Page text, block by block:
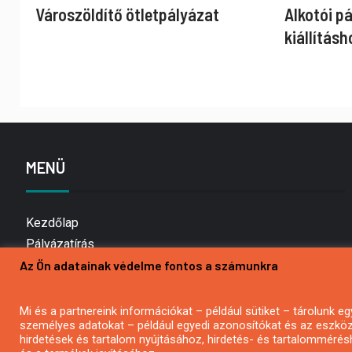
Városzöldítő ötletpályázat
Alkotói
MENÜ
Kezdőlap
Pályázatírás
Bemutatkozás
Hírlevél feliratkozás
Impresszum
Az Ön adatainak védelme fontos a számunkra
Mi és a partnereink információkat – például sütiket – tárolunk
személyes adatokat – például egyedi azonosítókat és az
hirdetések és tartalom nyújtásához, hirdetés- és